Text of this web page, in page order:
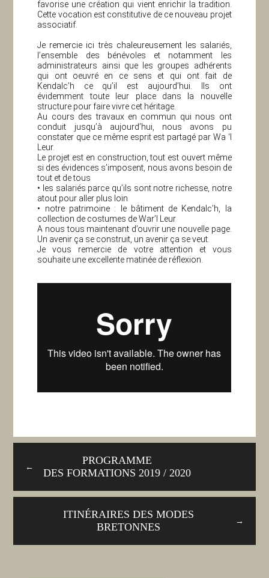
favorise une création qui vient enrichir la tradition.
Cette vocation est constitutive de ce nouveau projet
associatif.
Je remercie ici très chaleureusement les salariés,
l’ensemble des bénévoles et notamment les
administrateurs ainsi que les groupes adhérents
qui ont oeuvré en ce sens et qui ont fait de
Kendalc’h ce qu’il est aujourd’hui. Ils ont
évidemment toute leur place dans la nouvelle
structure pour faire vivre cet héritage.
Au cours des travaux en commun qui nous ont
conduit jusqu’à aujourd’hui, nous avons pu
constater que ce même esprit est partagé par Wa ‘l
Leur.
Le projet est en construction, tout est ouvert même
si des évidences s’imposent, nous avons besoin de
tout et de tous
• les salariés parce qu’ils sont notre richesse, notre
atout pour aller plus loin
• notre patrimoine : le bâtiment de Kendalc’h, la
collection de costumes de War’l Leur
A nous tous maintenant d’ouvrir une nouvelle page.
Un avenir ça se construit, un avenir ça se veut.
Je vous remercie de votre attention et vous
souhaite une excellente matinée de réflexion.
←
PROGRAMME
DES FORMATIONS 2019 / 2020
→
ITINÉRAIRES DES MODES
BRETONNES